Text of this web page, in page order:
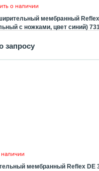
о наличии
мембранный Reflex
с ножками, цвет синий)
запросу
мембранный Reflex DE